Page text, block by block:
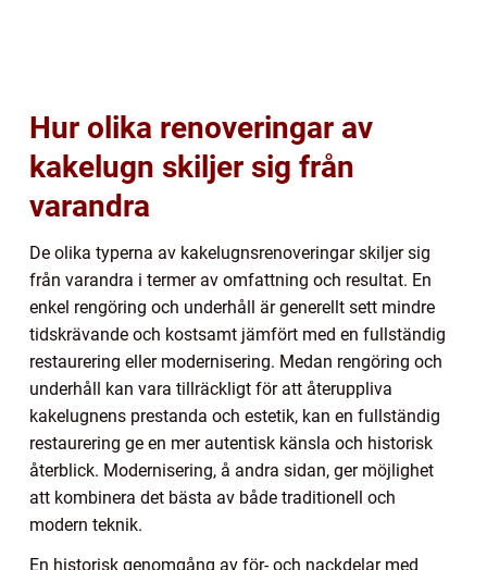
Hur olika renoveringar av
kakelugn skiljer sig från
varandra
De olika typerna av kakelugnsrenoveringar skiljer sig
från varandra i termer av omfattning och resultat. En
enkel rengöring och underhåll är generellt sett mindre
tidskrävande och kostsamt jämfört med en fullständig
restaurering eller modernisering. Medan rengöring och
underhåll kan vara tillräckligt för att återuppliva
kakelugnens prestanda och estetik, kan en fullständig
restaurering ge en mer autentisk känsla och historisk
återblick. Modernisering, å andra sidan, ger möjlighet
att kombinera det bästa av både traditionell och
modern teknik.
En historisk genomgång av för- och nackdelar med